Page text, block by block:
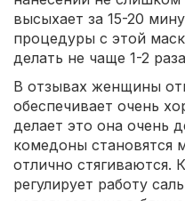
высыхает за 15-20
процедуры с этой
делать не чаще 1-2
В отзывах женщины
обеспечивает очень
делает это она очень
комедоны становятся
отлично стягиваются.
регулирует работу